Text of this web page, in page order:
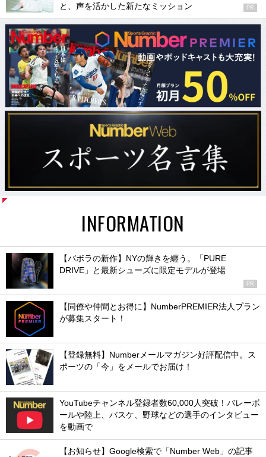
と、声を活かした新たなミッション
PR
INFORMATION
【バボラの新作】NYの輝きを纏う。「PURE
DRIVE」と最新シューズに限定モデルが登場
PR
【同僚や仲間とお得に】NumberPREMIER法人プラン
が募集スタート！
【登録無料】Numberメールマガジン好評配信中。ス
ポーツの「今」をメールでお届け！
YouTubeチャンネル登録者数60,000人突破！バレーボ
ールや陸上、バスケ、野球などの選手のインタビュー
を動画で
【お知らせ】Google検索で「Number Web」の記事